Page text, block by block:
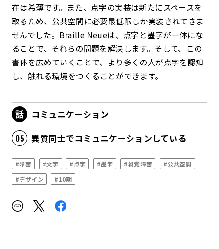
在は希薄です。また、点字の実装は新たにスペースを
取るため、公共空間に必要最低限しか実装されてきま
せんでした。Braille Neueは、点字と墨字が一体にな
ることで、それらの問題を解決します。そして、この
書体を広めていくことで、より多くの人が点字を認知
し、触れる環境をつくることができます。
コミュニケーション
異質同士でコミュニケーションしている
#障害 #文字 #点字 #墨字 #視覚障害
#公共空間
#デザイン
#10期